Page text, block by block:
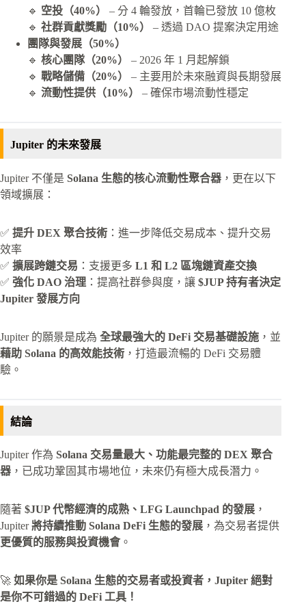
🔹 空投（40%）
– 分 4 輪發放，首輪已發放 10 億枚
🔹 社群貢獻獎勵（10%）
– 透過 DAO 提案決定用途
團隊與發展（50%）
🔹 核心團隊（20%）
– 2026 年 1 月起解鎖
🔹 戰略儲備（20%）
– 主要用於未來融資與長期發展
🔹 流動性提供（10%） – 確保市場流動性穩定
Jupiter 的未來發展
Jupiter 不僅是 Solana 生態的核心流動性聚合器 ，更在以下
領域擴展：
✅ 提升 DEX 聚合技術 ：進一步降低交易成本、提升交易
效率
✅ 擴展跨鏈交易 ：支援更多 L1 和 L2 區塊鏈資產交換
✅ 強化 DAO 治理 ：提高社群參與度，讓 $JUP 持有者決定
Jupiter 發展方向
Jupiter 的願景是成為 全球最強大的 DeFi 交易基礎設施 ，並
藉助 Solana 的高效能技術 ，打造最流暢的 DeFi 交易體
驗。
結論
Jupiter 作為 Solana 交易量最大、功能最完整的 DEX 聚合
器 ，已成功鞏固其市場地位，未來仍有極大成長潛力。
隨著 $JUP 代幣經濟的成熟、LFG Launchpad 的發展 ，
Jupiter將持續推動 Solana DeFi 生態的發展 ，為交易者提供
更優質的服務與投資機會。
🚀 如果你是 Solana 生態的交易者或投資者，Jupiter 絕對
是你不可錯過的 DeFi 工具！